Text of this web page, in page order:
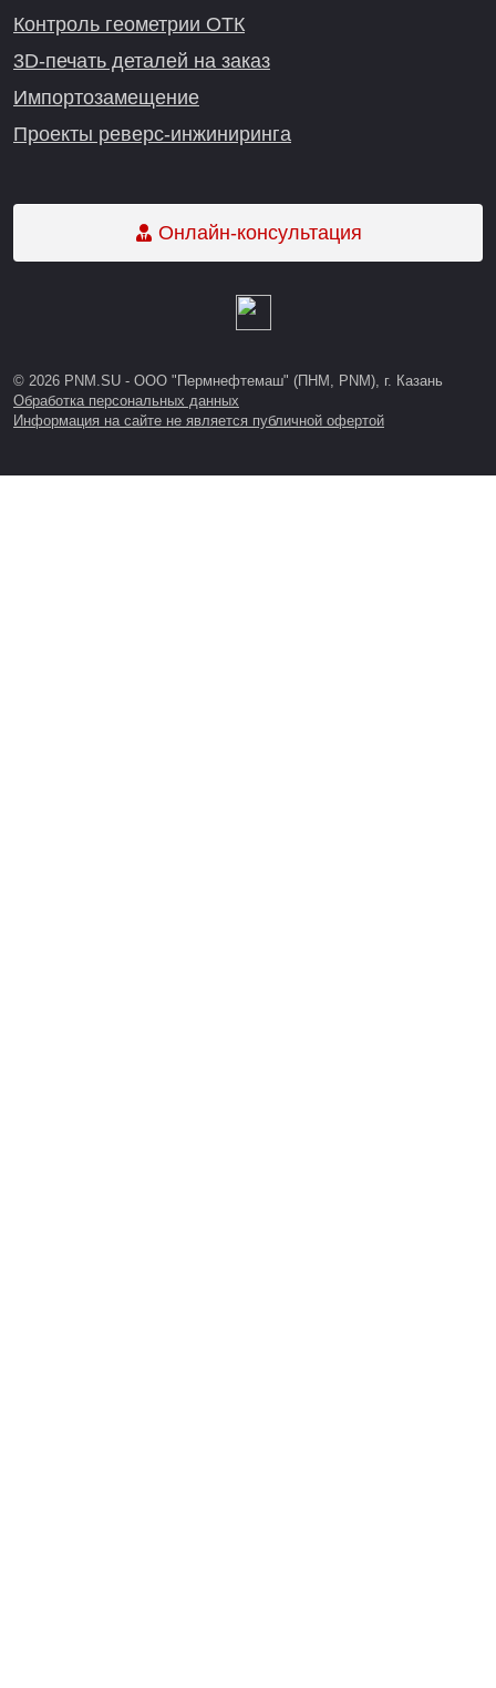
Контроль геометрии ОТК
3D-печать деталей на заказ
Импортозамещение
Проекты реверс-инжиниринга
© 2026 PNM.SU - ООО "Пермнефтемаш" (ПНМ, PNM), г. Казань
Обработка персональных данных
Информация на сайте не является публичной офертой
Онлайн-консультация